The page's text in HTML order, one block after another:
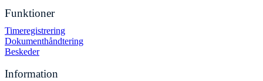
Funktioner
Timeregistrering
Dokumenthåndtering
Beskeder
Information